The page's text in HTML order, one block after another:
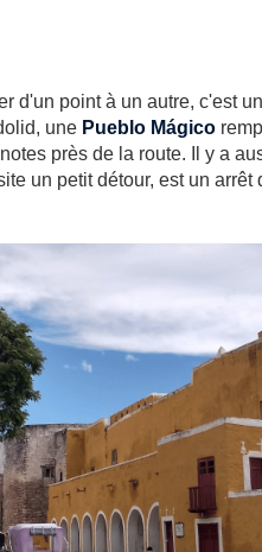
d'un point à un autre, c'est
une Pueblo Mágico
près de la route. Il y a
un petit détour, est un arrêt